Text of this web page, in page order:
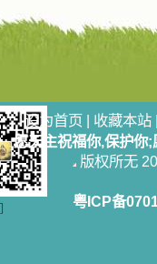
设为首页 | 收藏本站
愿天主祝福你,保护你
版权所无
粤ICP备